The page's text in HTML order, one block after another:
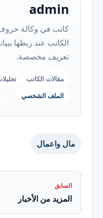
admin
كاتب في وكالة حروف
تعريف مخصصة.
مقالات الكاتب
الملف الشخصي
مال واعمال
السابق
المزيد من الأخبار